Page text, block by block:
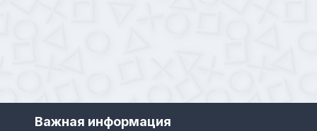
Важная информация